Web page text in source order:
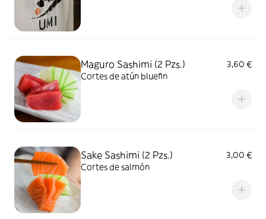
Maguro Sashimi (2 Pzs.)
3,60 €
Cortes de atún bluefin
Sake Sashimi (2 Pzs.)
3,00 €
Cortes de salmón